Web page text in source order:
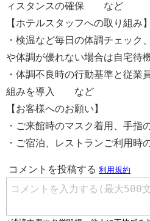
ィスタンスの確保 など
【ホテルスタッフへの取り組み】
・検温など毎日の体調チェック
や体調が優れない場合は自宅待
・体調不良時の行動基準と従業
組みを導入 など
【お客様へのお願い】
・ご来館時のマスク着用、手指
・ご宿泊、レストランご利用